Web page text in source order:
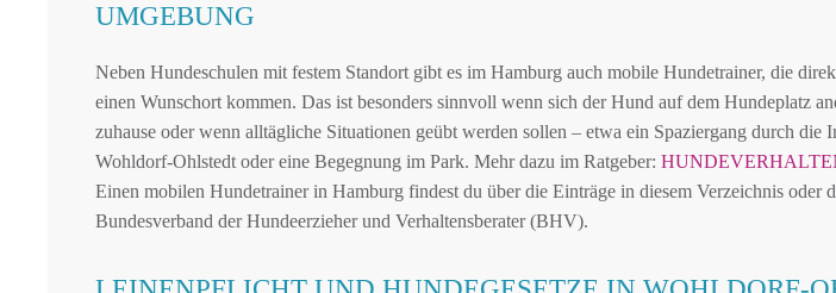
UMGEBUNG
Neben Hundeschulen mit festem Standort gibt es im Hamburg auch mobile Hundetrainer, die
einen Wunschort kommen. Das ist besonders sinnvoll wenn sich der Hund auf dem Hundeplatz
zuhause oder wenn alltägliche Situationen geübt werden sollen – etwa ein Spaziergang durch die
Wohldorf-Ohlstedt oder eine Begegnung im Park. Mehr dazu im Ratgeber:
Einen mobilen Hundetrainer in Hamburg findest du über die Einträge in diesem Verzeichnis oder
Bundesverband der Hundeerzieher und Verhaltensberater (BHV).